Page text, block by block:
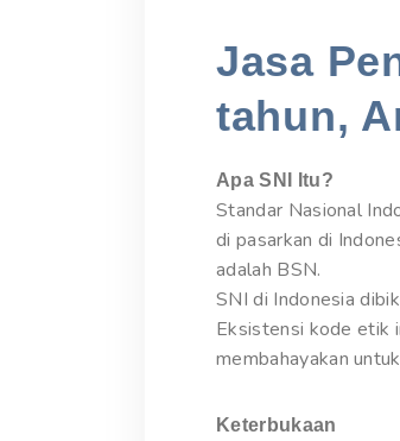
Jasa
tahun,
Apa SNI Itu?
Standar Nasional
di pasarkan di
adalah BSN.
SNI di Indonesia
Eksistensi kode etik
membahayakan
Keterbukaan